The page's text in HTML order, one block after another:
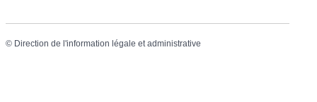
© Direction de l'information légale et administrative